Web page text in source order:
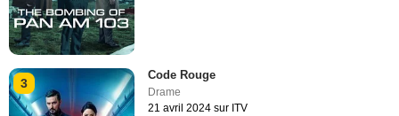
3
Code Rouge
Drame
21 avril 2024 sur ITV